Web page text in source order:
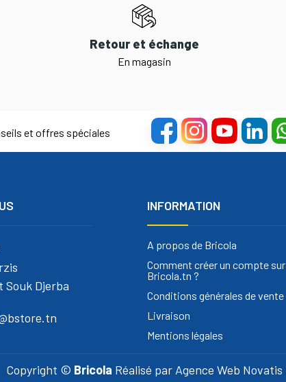
Retour et échange
En magasin
et offres spéciales
Souk Djerba
INFORMATION
A propos de Bricola
Comment créer un compte sur
Bricola.tn ?
Conditions générales de vente
Livraison
Mentions légales
Copyright © Bricola Réalisé par Agence Web Novatis